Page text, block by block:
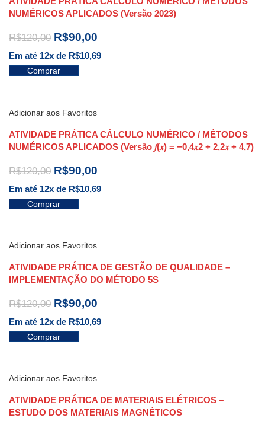
NUMÉRICOS APLICADOS (Versão 2023)
R$120,00 R$90,00
Em até 12x de R$10,69
Comprar
Adicionar aos Favoritos
ATIVIDADE PRÁTICA CÁLCULO NUMÉRICO / MÉTODOS
NUMÉRICOS APLICADOS (Versão 𝑓(𝑥) = −0,4𝑥2 + 2,2𝑥 + 4,7)
R$120,00 R$90,00
Em até 12x de R$10,69
Comprar
Adicionar aos Favoritos
ATIVIDADE PRÁTICA DE GESTÃO DE QUALIDADE –
IMPLEMENTAÇÃO DO MÉTODO 5S
R$120,00 R$90,00
Em até 12x de R$10,69
Comprar
Adicionar aos Favoritos
ATIVIDADE PRÁTICA DE MATERIAIS ELÉTRICOS –
ESTUDO DOS MATERIAIS MAGNÉTICOS